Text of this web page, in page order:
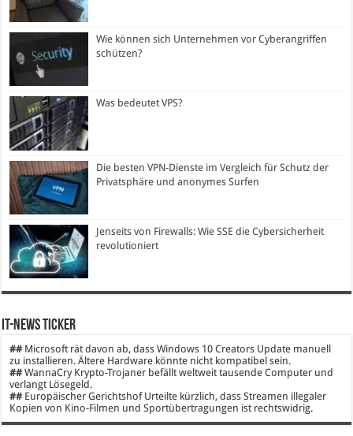
Wie können sich Unternehmen vor Cyberangriffen
schützen?
Was bedeutet VPS?
Die besten VPN-Dienste im Vergleich für Schutz der
Privatsphäre und anonymes Surfen
Jenseits von Firewalls: Wie SSE die Cybersicherheit
revolutioniert
IT-News Ticker
## Microsoft rät davon ab, dass Windows 10 Creators Update manuell
zu installieren. Ältere Hardware könnte nicht kompatibel sein.
## WannaCry Krypto-Trojaner befällt weltweit tausende Computer und
verlangt Lösegeld.
## Europäischer Gerichtshof Urteilte kürzlich, dass Streamen illegaler
Kopien von Kino-Filmen und Sportübertragungen ist rechtswidrig.